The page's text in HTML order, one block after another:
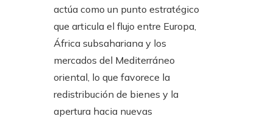
actúa como un punto estratégico
que articula el flujo entre Europa,
África subsahariana y los
mercados del Mediterráneo
oriental, lo que favorece la
redistribución de bienes y la
apertura hacia nuevas